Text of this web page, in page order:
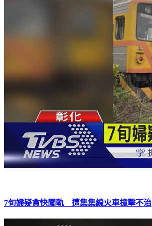
7旬婦疑貪快闖軌 遭集集線火車撞擊不治